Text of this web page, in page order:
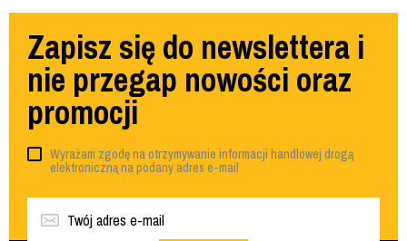
Zapisz się do newslettera i
nie przegap nowości oraz
promocji
Wyrażam zgodę na otrzymywanie informacji handlowej drogą
elektroniczną na podany adres e-mail